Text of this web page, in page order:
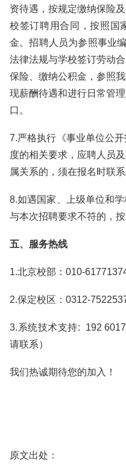
资待遇，按规定缴纳保险
校签订聘用合同，按照国
金。招聘人员为参照事业
法律法规与学校签订劳动
保险、缴纳公积金，参照
现薪酬待遇和进行日常管
口。
7.严格执行《事业单位公
度的相关要求，应聘人员
属关系的，须在报名时联
8.如遇国家、上级单位和
与本次招聘要求不符的，
五、服务热线
1.北京校部：010-
2.保定校区：0312-
3.系统技术支持: 192
请联系）
我们热诚期待您的加入！
原文出处：